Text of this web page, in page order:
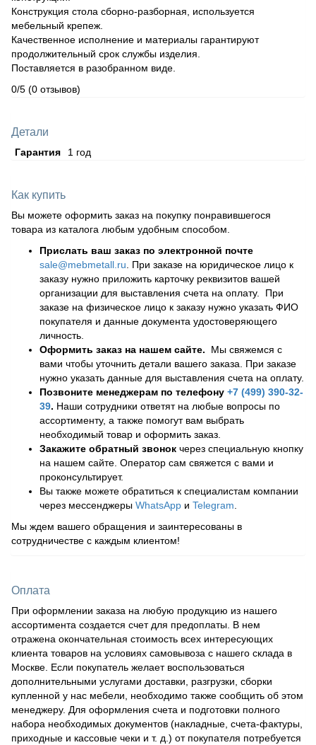
Конструкция стола сборно-разборная, используется
мебельный крепеж.
Качественное исполнение и материалы гарантируют
продолжительный срок службы изделия.
Поставляется в разобранном виде.
0/5 (0 отзывов)
Детали
Гарантия 1 год
Как купить
Вы можете оформить заказ на покупку понравившегося
товара из каталога любым удобным способом.
Прислать ваш заказ по электронной почте
sale@mebmetall.ru . При заказе на юридическое лицо к
заказу нужно приложить карточку реквизитов вашей
организации для выставления счета на оплату. При
заказе на физическое лицо к заказу нужно указать ФИО
покупателя и данные документа удостоверяющего
личность.
Оформить заказ на нашем сайте. Мы свяжемся с
вами чтобы уточнить детали вашего заказа. При заказе
нужно указать данные для выставления счета на оплату.
Позвоните менеджерам по телефону +7 (499) 390-32-
39. Наши сотрудники ответят на любые вопросы по
ассортименту, а также помогут вам выбрать
необходимый товар и оформить заказ.
Закажите обратный звонок через специальную кнопку
на нашем сайте. Оператор сам свяжется с вами и
проконсультирует.
Вы также можете обратиться к специалистам компании
через мессенджеры WhatsApp и Telegram
Мы ждем вашего обращения и заинтересованы в
сотрудничестве с каждым клиентом!
Оплата
При оформлении заказа на любую продукцию из нашего
ассортимента создается счет для предоплаты. В нем
отражена окончательная стоимость всех интересующих
клиента товаров на условиях самовывоза с нашего склада в
Москве. Если покупатель желает воспользоваться
дополнительными услугами доставки, разгрузки, сборки
купленной у нас мебели, необходимо также сообщить об этом
менеджеру. Для оформления счета и подготовки полного
набора необходимых документов (накладные, счета-фактуры,
приходные и кассовые чеки и т. д.) от покупателя потребуется